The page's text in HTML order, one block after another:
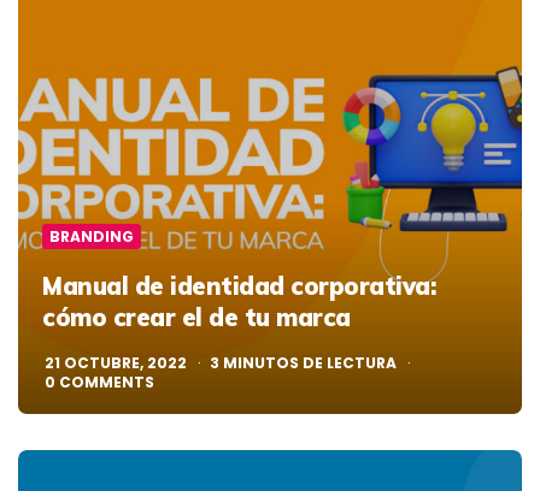
BRANDING
Manual de identidad corporativa:
cómo crear el de tu marca
21 OCTUBRE, 2022 3 MINUTOS DE LECTURA
0 COMMENTS